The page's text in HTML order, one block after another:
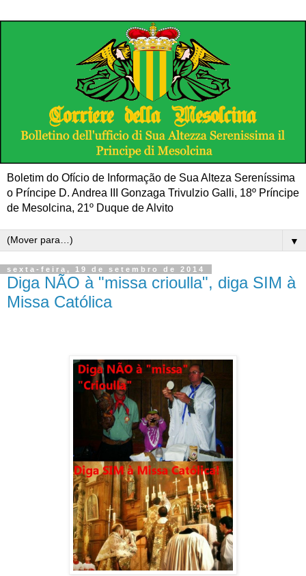
Boletim do Ofício de Informação de Sua Alteza Sereníssima
o Príncipe D. Andrea III Gonzaga Trivulzio Galli, 18º Príncipe
de Mesolcina, 21º Duque de Alvito
▼
sexta-feira, 19 de setembro de 2014
Diga NÃO à "missa crioulla", diga SIM à
Missa Católica